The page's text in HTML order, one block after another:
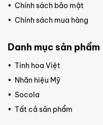
Chính sách bảo mật
Chính sách mua hàng
Danh mục sản phẩm
Tinh hoa Việt
Nhãn hiệu Mỹ
Socola
Tất cả sản phẩm